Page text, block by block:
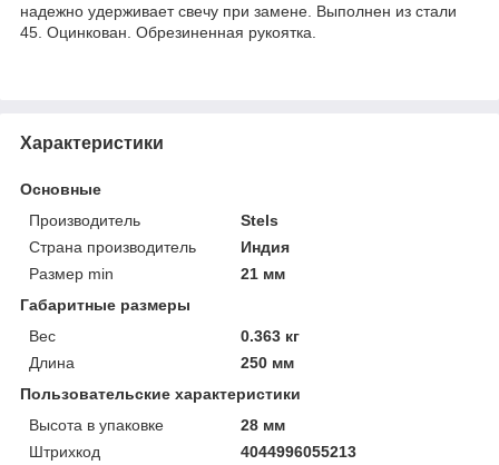
надежно удерживает свечу при замене. Выполнен из стали
45. Оцинкован. Обрезиненная рукоятка.
Характеристики
Основные
Производитель
Stels
Страна производитель
Индия
Размер min
21 мм
Габаритные размеры
Вес
0.363 кг
Длина
250 мм
Пользовательские характеристики
Высота в упаковке
28 мм
Штрихкод
4044996055213